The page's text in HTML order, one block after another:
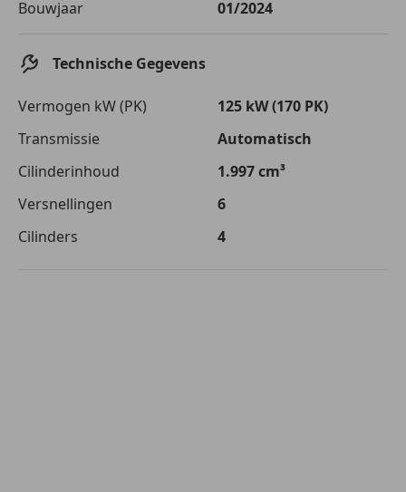
Bouwjaar
01/2024
Technische Gegevens
Vermogen kW (PK)
125 kW (170 PK)
Transmissie
Automatisch
Cilinderinhoud
1.997 cm³
Versnellingen
6
Cilinders
4